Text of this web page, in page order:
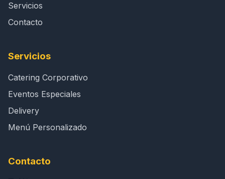
Servicios
Contacto
Servicios
Catering Corporativo
Eventos Especiales
Delivery
Menú Personalizado
Contacto